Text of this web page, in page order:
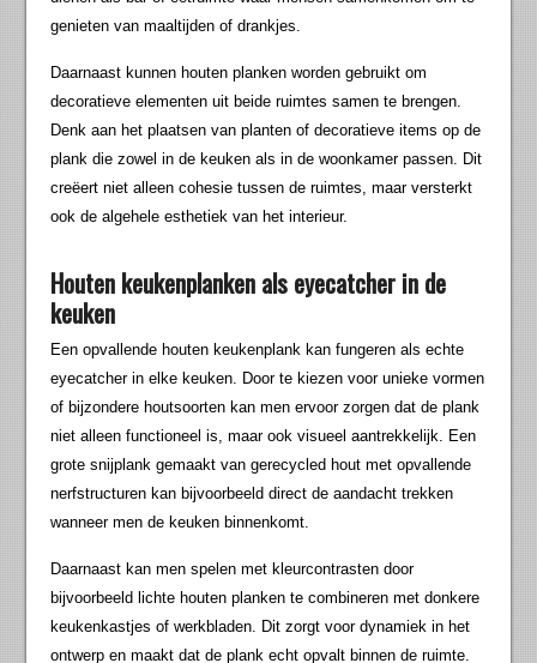
genieten van maaltijden of drankjes.
Daarnaast kunnen houten planken worden gebruikt om
decoratieve elementen uit beide ruimtes samen te brengen.
Denk aan het plaatsen van planten of decoratieve items op de
plank die zowel in de keuken als in de woonkamer passen. Dit
creëert niet alleen cohesie tussen de ruimtes, maar versterkt
ook de algehele esthetiek van het interieur.
Houten keukenplanken als eyecatcher in de
keuken
Een opvallende houten keukenplank kan fungeren als echte
eyecatcher in elke keuken. Door te kiezen voor unieke vormen
of bijzondere houtsoorten kan men ervoor zorgen dat de plank
niet alleen functioneel is, maar ook visueel aantrekkelijk. Een
grote snijplank gemaakt van gerecycled hout met opvallende
nerfstructuren kan bijvoorbeeld direct de aandacht trekken
wanneer men de keuken binnenkomt.
Daarnaast kan men spelen met kleurcontrasten door
bijvoorbeeld lichte houten planken te combineren met donkere
keukenkastjes of werkbladen. Dit zorgt voor dynamiek in het
ontwerp en maakt dat de plank echt opvalt binnen de ruimte.